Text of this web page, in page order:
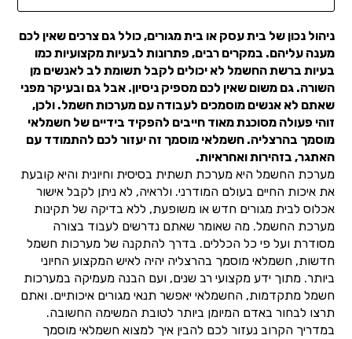
ניהול נכון של בית עסק או בית מגורים, כולל גם צרכים שאין לכם
מענה עליהם. במקרים רבים, פתרונות לבעיות מקצועיות כמו
בעיות ברשת החשמל לא יכולים לקבל תשומת לב לאנשים מן
השורה. גם משום שאין לכם מספיק ניסיון. אבל גם ובעיקר מפני
שאתם לא אנשים מוסמכים לעבודה עם מערכות חשמל. ולכן,
זוהי פעולה מסוכנת מאוד חייבים להפקיד בידיים של חשמלאי
מוסמך בהרצליה. חשמלאי מוסמך זה יעזור לכם להתמודד עם
האתגר, בזהירות ואחראיות.
מערכת החשמל היא מערכת תשתית בסיסית וחיונית והיא קובעת
את איכות החיים בעולם המודרני. ולראיה, לא ניתן לקבל אישור
אכלוס לבית מגורים חדש או משופעת, ללא בדיקה של תקינות
מערכת החשמל. מה שאומר שאתם נדרשים לעבוד בצורה
מסודרת ועל פי כל הכללים. בדרך להתקנה של מערכות חשמל
חדשות, חשמלאי מוסמך בהרצליה יהיה לאיש המקצוע החיוני
ביותר. מתוך ידע מקצועי רב שנים, ועם הבנה מעמיקה במערכות
חשמל מתקדמות, החשמלאי יאפשר תנאי מגורים איכותיים. ואתם
תרצו לבחור באדם המיומן ביותר לטובת המשימה החשובה.
במדריך הקרוב נעזור לכם להבין איך למצוא חשמלאי מוסמך